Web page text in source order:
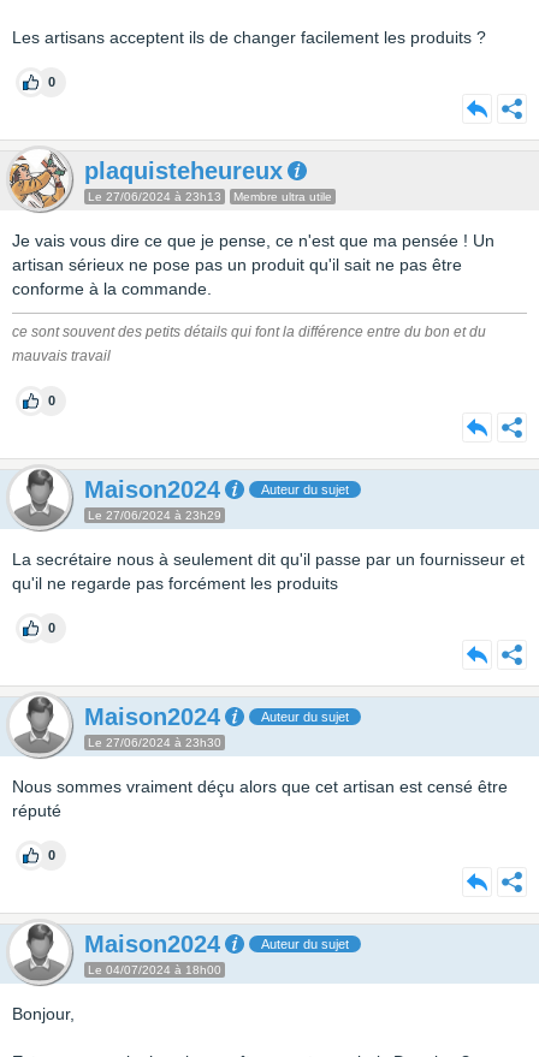
Les artisans acceptent ils de changer facilement les produits ?
0
plaquisteheureux
Le 27/06/2024 à 23h13 Membre ultra utile
Je vais vous dire ce que je pense, ce n'est que ma pensée ! Un
artisan sérieux ne pose pas un produit qu'il sait ne pas être
conforme à la commande.
ce sont souvent des petits détails qui font la différence entre du bon et du
mauvais travail
0
Maison2024 Auteur du sujet
Le 27/06/2024 à 23h29
La secrétaire nous à seulement dit qu'il passe par un fournisseur et
qu'il ne regarde pas forcément les produits
0
Maison2024 Auteur du sujet
Le 27/06/2024 à 23h30
Nous sommes vraiment déçu alors que cet artisan est censé être
réputé
0
Maison2024 Auteur du sujet
Le 04/07/2024 à 18h00
Bonjour,